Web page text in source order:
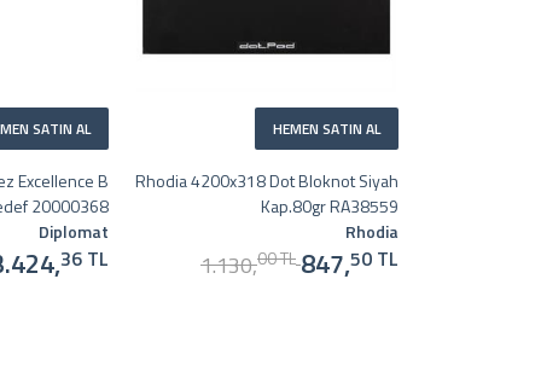
SATIN AL
Excellence B
20000368
Diplomat
36 TL
HEMEN SATIN AL
Rhodia 4200x318 Dot Bloknot Siyah
Kap.80gr RA38559
Rhodia
1.130,00 TL 847,50 TL